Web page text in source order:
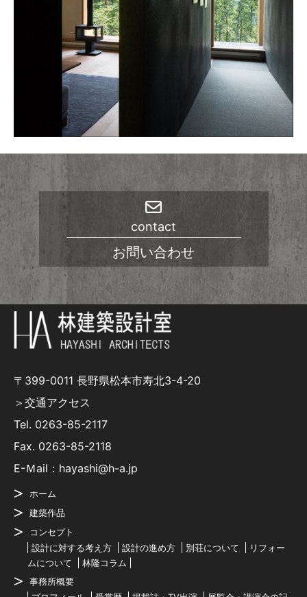
contact
お問い合わせ
〒399-0011 長野県松本市寿北3-4-20
＞交通アクセス
Tel. 0263-85-2117
Fax. 0263-85-2118
E-Ｍail：hayashi@h-a.jp
ホーム
建築作品
コンセプト
設計に対する考え方
設計の進め方 別荘について
リフォー
ムについて
林隆コラム
事務所概要